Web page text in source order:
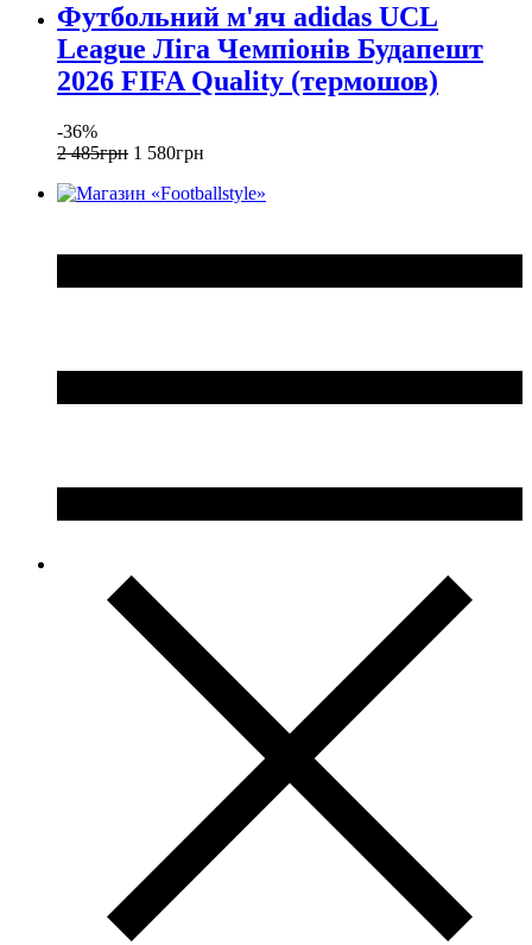
Футбольний м'яч adidas UCL
League Ліга Чемпіонів Будапешт
2026 FIFA Quality (термошов)
-36%
2 485грн 1 580грн